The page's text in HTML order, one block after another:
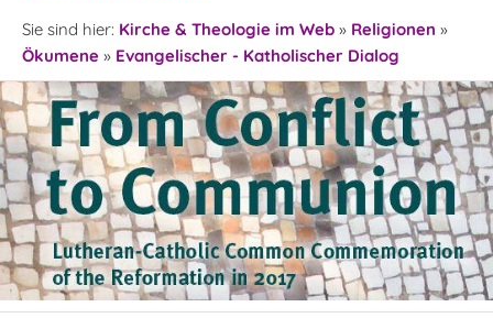
Sie sind hier: Kirche & Theologie im Web » Religionen »
Ökumene » Evangelischer - Katholischer Dialog